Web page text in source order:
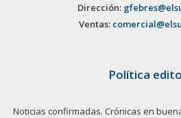
Dirección:
Ventas:
Política
Noticias confirmadas. Crónicas en